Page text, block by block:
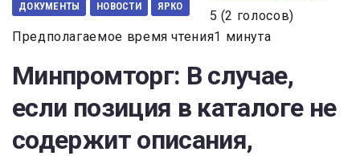
ДОКУМЕНТЫ НОВОСТИ ЯРКО
5 (2 голосов)
Предполагаемое время чтения1 минута
Минпромторг: В случае,
если позиция в каталоге не
содержит описания,